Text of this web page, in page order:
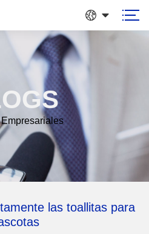
las toallitas para